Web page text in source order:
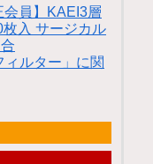
員】KAEI3層
入 サージカル
ルター」に関